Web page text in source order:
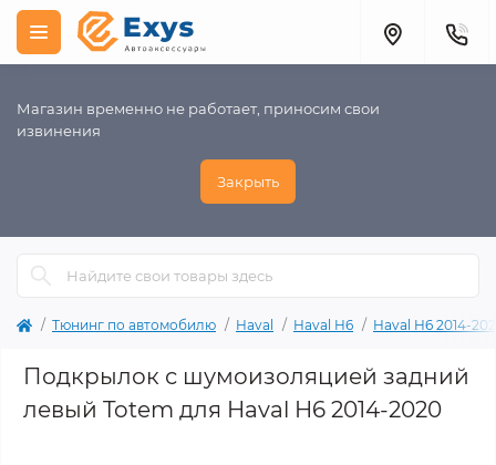
Магазин временно не работает, приносим свои
извинения
Закрыть
Тюнинг по автомобилю Haval Haval H6 Haval H6 2014-
Подкрылок с шумоизоляцией задний
левый Totem для Haval H6 2014-2020